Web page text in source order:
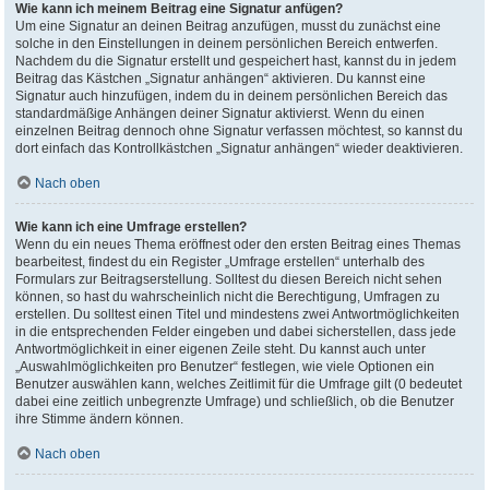
Wie kann ich meinem Beitrag eine Signatur anfügen?
Um eine Signatur an deinen Beitrag anzufügen, musst du zunächst eine
solche in den Einstellungen in deinem persönlichen Bereich entwerfen.
Nachdem du die Signatur erstellt und gespeichert hast, kannst du in jedem
Beitrag das Kästchen „Signatur anhängen“ aktivieren. Du kannst eine
Signatur auch hinzufügen, indem du in deinem persönlichen Bereich das
standardmäßige Anhängen deiner Signatur aktivierst. Wenn du einen
einzelnen Beitrag dennoch ohne Signatur verfassen möchtest, so kannst du
dort einfach das Kontrollkästchen „Signatur anhängen“ wieder deaktivieren.
Nach oben
Wie kann ich eine Umfrage erstellen?
Wenn du ein neues Thema eröffnest oder den ersten Beitrag eines Themas
bearbeitest, findest du ein Register „Umfrage erstellen“ unterhalb des
Formulars zur Beitragserstellung. Solltest du diesen Bereich nicht sehen
können, so hast du wahrscheinlich nicht die Berechtigung, Umfragen zu
erstellen. Du solltest einen Titel und mindestens zwei Antwortmöglichkeiten
in die entsprechenden Felder eingeben und dabei sicherstellen, dass jede
Antwortmöglichkeit in einer eigenen Zeile steht. Du kannst auch unter
„Auswahlmöglichkeiten pro Benutzer“ festlegen, wie viele Optionen ein
Benutzer auswählen kann, welches Zeitlimit für die Umfrage gilt (0 bedeutet
dabei eine zeitlich unbegrenzte Umfrage) und schließlich, ob die Benutzer
ihre Stimme ändern können.
Nach oben